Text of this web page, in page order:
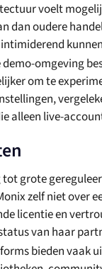
voelt
dan oudere
demo-omgeving
om te
alleen live-
grote
zelf niet over
licentie en
van haar
bieden vaak